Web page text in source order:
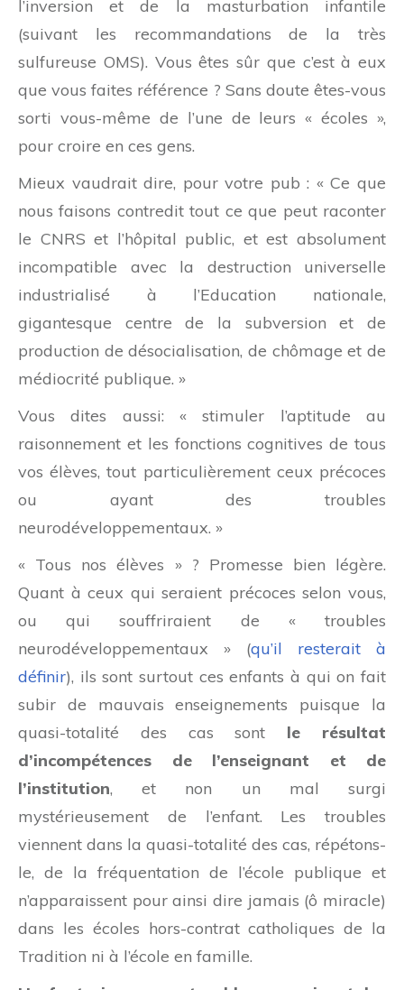
l’inversion et de la masturbation infantile
(suivant les recommandations de la très
sulfureuse OMS). Vous êtes sûr que c’est à eux
que vous faites référence ? Sans doute êtes-vous
sorti vous-même de l’une de leurs « écoles »,
pour croire en ces gens.
Mieux vaudrait dire, pour votre pub : « Ce que
nous faisons contredit tout ce que peut raconter
le CNRS et l’hôpital public, et est absolument
incompatible avec la destruction universelle
industrialisé à l’Education nationale,
gigantesque centre de la subversion et de
production de désocialisation, de chômage et de
médiocrité publique. »
Vous dites aussi: « stimuler l’aptitude au
raisonnement et les fonctions cognitives de tous
vos élèves, tout particulièrement ceux précoces
ou ayant des troubles
neurodéveloppementaux. »
« Tous nos élèves » ? Promesse bien légère.
Quant à ceux qui seraient précoces selon vous,
ou qui souffriraient de « troubles
neurodéveloppementaux » (qu’il resterait à
définir), ils sont surtout ces enfants à qui on fait
subir de mauvais enseignements puisque la
quasi-totalité des cas sont le résultat
d’incompétences de l’enseignant et de
l’institution, et non un mal surgi
mystérieusement de l’enfant. Les troubles
viennent dans la quasi-totalité des cas, répétons-
le, de la fréquentation de l’école publique et
n’apparaissent pour ainsi dire jamais (ô miracle)
dans les écoles hors-contrat catholiques de la
Tradition ni à l’école en famille.